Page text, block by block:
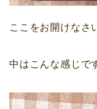
ここをお開けなさ
中はこんな感じで